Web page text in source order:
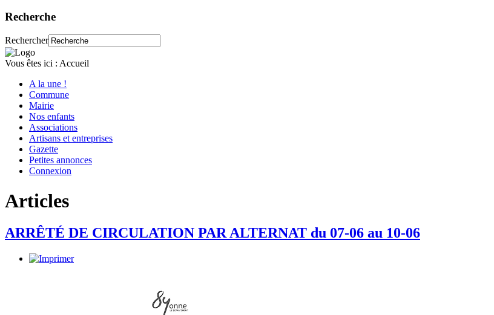
Recherche
Rechercher
Vous êtes ici : Accueil
A la une !
Commune
Mairie
Nos enfants
Associations
Artisans et entreprises
Gazette
Petites annonces
Connexion
Articles
ARRÊTÉ DE CIRCULATION PAR ALTERNAT du 07-06 au 10-06